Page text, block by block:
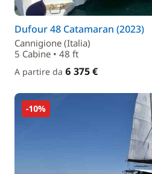
Dufour 48 Catamaran (2023)
Cannigione (Italia)
5 Cabine • 48 ft
A partire da 6 375 €
-10%